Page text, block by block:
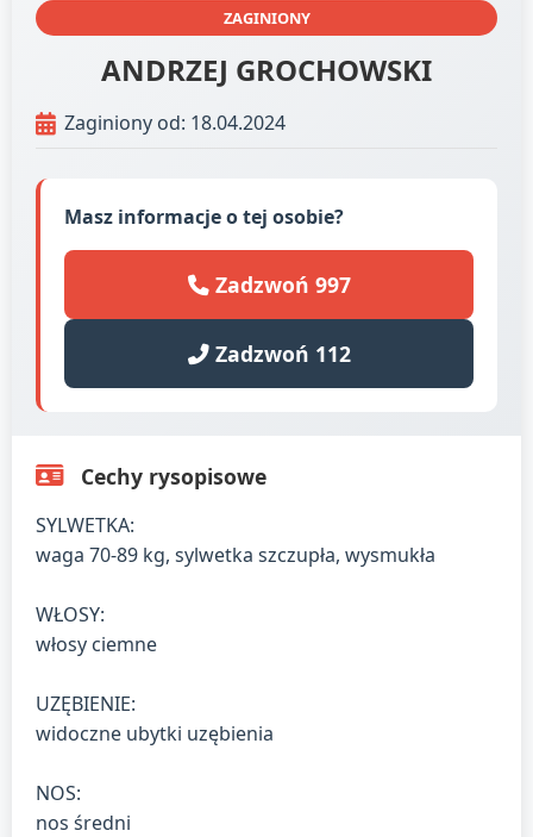
ZAGINIONY
ANDRZEJ GROCHOWSKI
Zaginiony od: 18.04.2024
Masz informacje o tej osobie?
Zadzwoń 997
Zadzwoń 112
Cechy rysopisowe
SYLWETKA:
waga 70-89 kg, sylwetka szczupła, wysmukła
WŁOSY:
włosy ciemne
UZĘBIENIE:
widoczne ubytki uzębienia
NOS:
nos średni